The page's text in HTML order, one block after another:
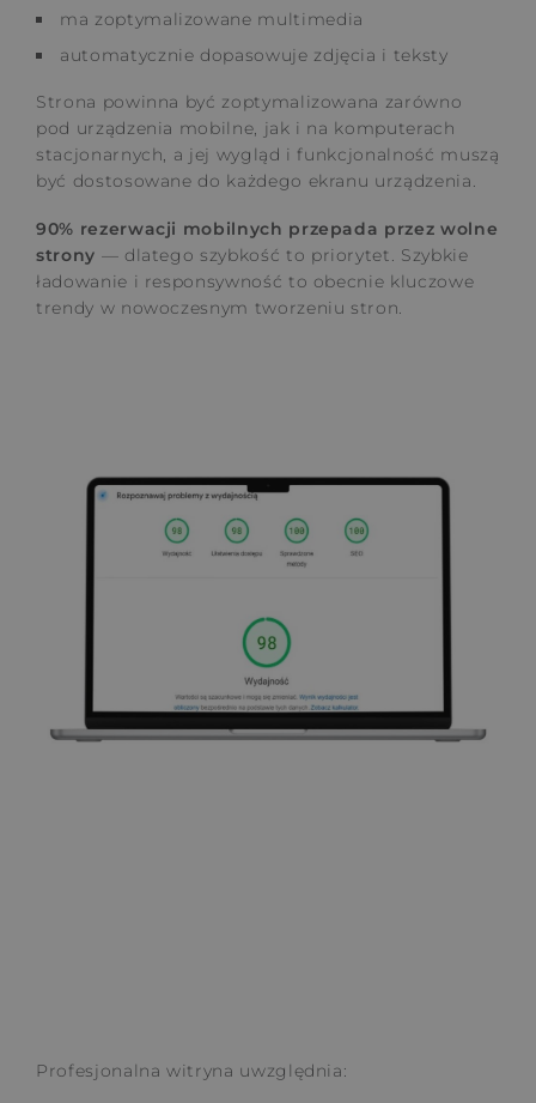
ma zoptymalizowane multimedia
automatycznie dopasowuje zdjęcia i teksty
Strona powinna być zoptymalizowana zarówno
pod urządzenia mobilne, jak i na komputerach
stacjonarnych, a jej wygląd i funkcjonalność muszą
być dostosowane do każdego ekranu urządzenia.
90% rezerwacji mobilnych przepada przez wolne
strony — dlatego szybkość to priorytet. Szybkie
ładowanie i responsywność to obecnie kluczowe
trendy w nowoczesnym tworzeniu stron.
Profesjonalna witryna uwzględnia: